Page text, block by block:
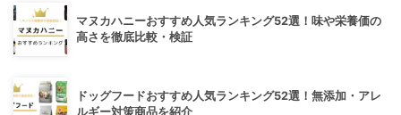
マヌカハニーおすすめ人気ランキング52選！味や栄養価の
高さを徹底比較・検証
ドッグフードおすすめ人気ランキング52選！無添加・アレ
ルギー対策商品を紹介